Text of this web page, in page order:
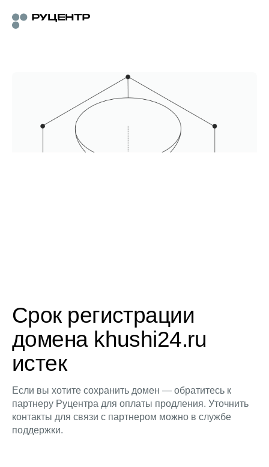
Срок регистрации
домена khushi24.ru
истек
Если вы хотите сохранить домен — обратитесь к
партнеру Руцентра для оплаты продления. Уточнить
контакты для связи с партнером можно в службе
поддержки.